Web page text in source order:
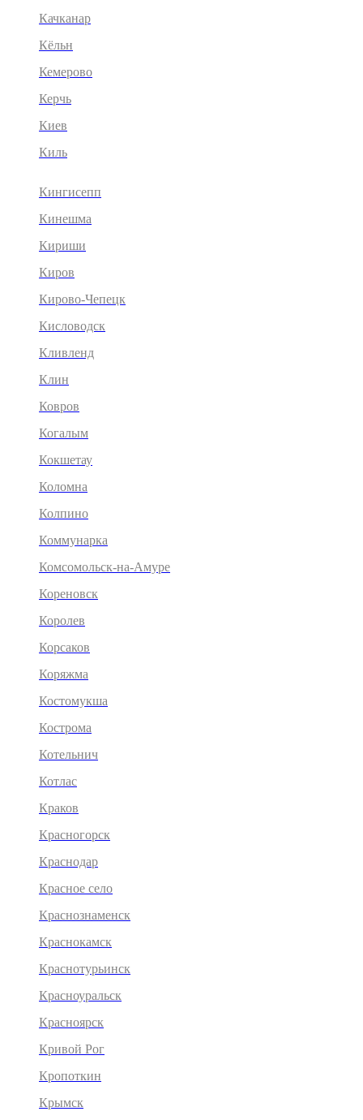
Качканар
Кёльн
Кемерово
Керчь
Киев
Киль
Кингисепп
Кинешма
Кириши
Киров
Кирово-Чепецк
Кисловодск
Кливленд
Клин
Ковров
Когалым
Кокшетау
Коломна
Колпино
Коммунарка
Комсомольск-на-Амуре
Кореновск
Королев
Корсаков
Коряжма
Костомукша
Кострома
Котельнич
Котлас
Краков
Красногорск
Краснодар
Красное село
Краснознаменск
Краснокамск
Краснотурьинск
Красноуральск
Красноярск
Кривой Рог
Кропоткин
Крымск